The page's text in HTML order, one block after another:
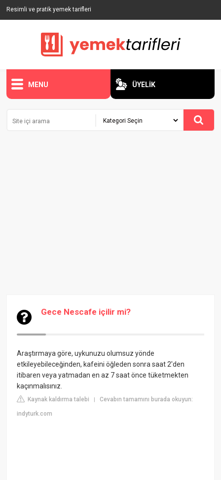
Resimli ve pratik yemek tarifleri
MENU ÜYELİK
Gece Nescafe içilir mi?
Araştırmaya göre, uykunuzu olumsuz yönde
etkileyebileceğinden, kafeini öğleden sonra saat 2'den
itibaren veya yatmadan en az 7 saat önce tüketmekten
kaçınmalısınız.
Kaynak kaldırma talebi |Cevabın tamamını burada okuyun:
indyturk.com